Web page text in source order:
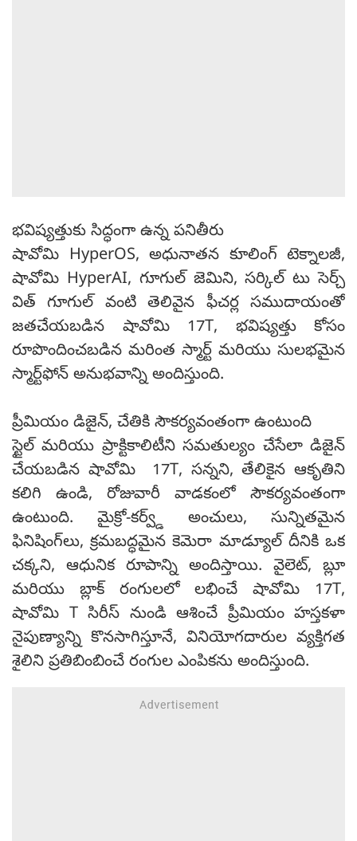
భవిష్యత్తుకు సిద్ధంగా ఉన్న పనితీరు
షావోమి HyperOS, అధునాతన కూలింగ్ టెక్నాలజీ,
షావోమి HyperAI, గూగుల్ జెమిని, సర్కిల్ టు సెర్చ్
విత్ గూగుల్ వంటి తెలివైన ఫీచర్ల సముదాయంతో
జతచేయబడిన షావోమి 17T, భవిష్యత్తు కోసం
రూపొందించబడిన మరింత స్మార్ట్ మరియు సులభమైన
స్మార్ట్‌ఫోన్ అనుభవాన్ని అందిస్తుంది.
ప్రీమియం డిజైన్, చేతికి సౌకర్యవంతంగా ఉంటుంది
స్టైల్ మరియు ప్రాక్టికాలిటీని సమతుల్యం చేసేలా డిజైన్
చేయబడిన షావోమి 17T, సన్నని, తేలికైన ఆకృతిని
కలిగి ఉండి, రోజువారీ వాడకంలో సౌకర్యవంతంగా
ఉంటుంది. మైక్రో-కర్వ్డ్ అంచులు, సున్నితమైన
ఫినిషింగ్‌లు, క్రమబద్ధమైన కెమెరా మాడ్యూల్ దీనికి ఒక
చక్కని, ఆధునిక రూపాన్ని అందిస్తాయి. వైలెట్, బ్లూ
మరియు బ్లాక్ రంగులలో లభించే షావోమి 17T,
షావోమి T సిరీస్ నుండి ఆశించే ప్రీమియం హస్తకళా
నైపుణ్యాన్ని కొనసాగిస్తూనే, వినియోగదారుల వ్యక్తిగత
శైలిని ప్రతిబింబించే రంగుల ఎంపికను అందిస్తుంది.